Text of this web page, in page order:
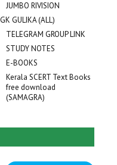
JUMBO RIVISION
GK GULIKA (ALL)
TELEGRAM GROUP LINK
STUDY NOTES
E-BOOKS
Kerala SCERT Text Books
free download
(SAMAGRA)